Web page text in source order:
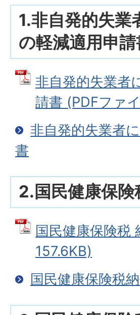
1.非自発的失業
の軽減適用申請
非自発的失業者
請書 (PDFファ
非自発的失業者
書
2.国民健康保険
国民健康保険税
157.6KB)
国民健康保険税